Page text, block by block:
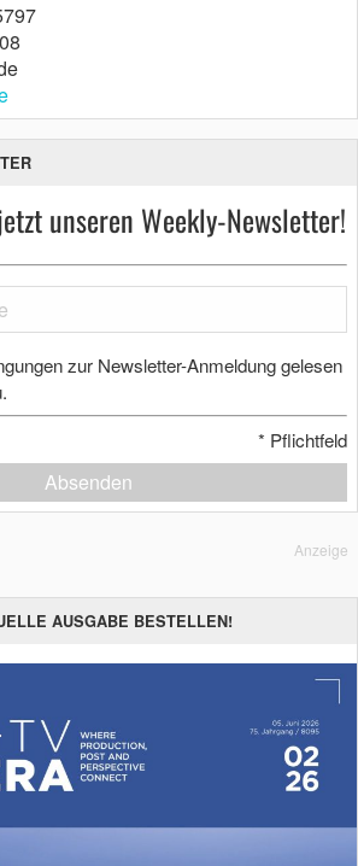
unseren Weekly-Newsletter!
zur Newsletter-Anmeldung gelesen
* Pflichtfeld
Absenden
Anzeige
AUSGABE BESTELLEN!